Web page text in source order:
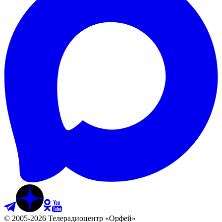
© 2005-2026 Телерадиоцентр «Орфей»